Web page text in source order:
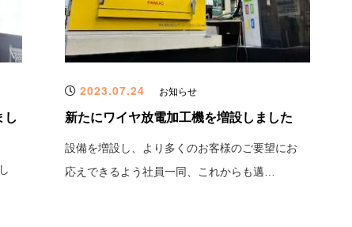
し
2023.07.24 お知らせ
新たにワイヤ放電加工機を増設しました
設備を増設し、より多くのお客様のご要望にお
応えできるよう社員一同、これからも邁…